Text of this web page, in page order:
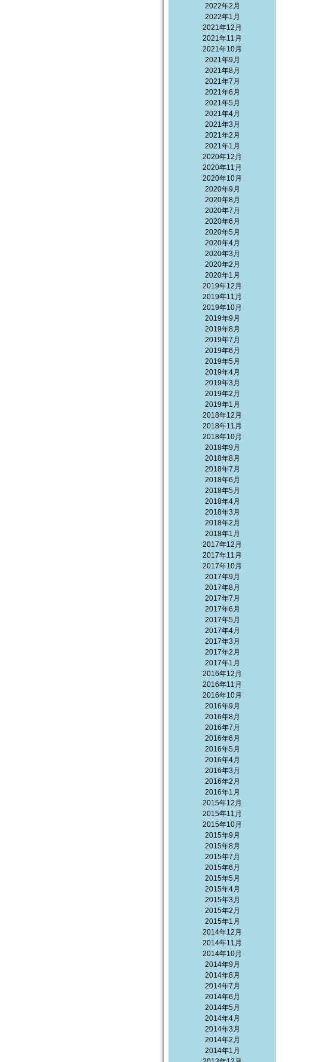
2022年2月
2022年1月
2021年12月
2021年11月
2021年10月
2021年9月
2021年8月
2021年7月
2021年6月
2021年5月
2021年4月
2021年3月
2021年2月
2021年1月
2020年12月
2020年11月
2020年10月
2020年9月
2020年8月
2020年7月
2020年6月
2020年5月
2020年4月
2020年3月
2020年2月
2020年1月
2019年12月
2019年11月
2019年10月
2019年9月
2019年8月
2019年7月
2019年6月
2019年5月
2019年4月
2019年3月
2019年2月
2019年1月
2018年12月
2018年11月
2018年10月
2018年9月
2018年8月
2018年7月
2018年6月
2018年5月
2018年4月
2018年3月
2018年2月
2018年1月
2017年12月
2017年11月
2017年10月
2017年9月
2017年8月
2017年7月
2017年6月
2017年5月
2017年4月
2017年3月
2017年2月
2017年1月
2016年12月
2016年11月
2016年10月
2016年9月
2016年8月
2016年7月
2016年6月
2016年5月
2016年4月
2016年3月
2016年2月
2016年1月
2015年12月
2015年11月
2015年10月
2015年9月
2015年8月
2015年7月
2015年6月
2015年5月
2015年4月
2015年3月
2015年2月
2015年1月
2014年12月
2014年11月
2014年10月
2014年9月
2014年8月
2014年7月
2014年6月
2014年5月
2014年4月
2014年3月
2014年2月
2014年1月